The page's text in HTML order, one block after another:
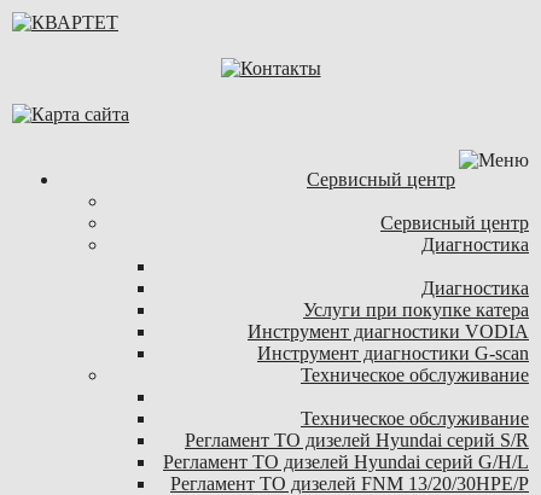
Сервисный центр
Сервисный центр
Диагностика
Диагностика
Услуги при покупке катера
Инструмент диагностики VODIA
Инструмент диагностики G-scan
Техническое обслуживание
Техническое обслуживание
Регламент ТО дизелей Hyundai серий S/R
Регламент ТО дизелей Hyundai серий G/H/L
Регламент ТО дизелей FNM 13/20/30HPE/P